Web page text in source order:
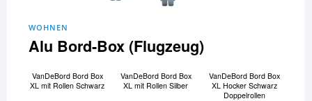
WOHNEN
Alu Bord-Box (Flugzeug)
VanDeBord Bord Box
XL mit Rollen Schwarz
VanDeBord Bord Box
XL mit Rollen Silber
VanDeBord Bord Box
XL Hocker Schwarz
Doppelrollen